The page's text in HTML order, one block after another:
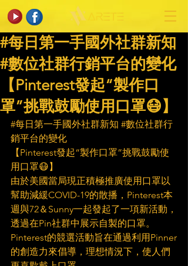
#每日第一手國外社群新知
#數位社群行銷平台的變化
【Pinterest發起“製作口
罩”挑戰鼓勵使用口罩😷】
#每日第一手國外社群新知 #數位社群行
銷平台的變化
【Pinterest發起“製作口罩”挑戰鼓勵使
用口罩😷】
由於美國當局現正積極推廣使用口罩以
幫助減緩COVID-19的散播，Pinterest本
週與72＆Sunny一起發起了一項新活動，
透過在Pin社群中展示自製的口罩。
Pinterest的競選活動旨在通過利用Pinner
的創造力來倡導，理想情況下，使人們